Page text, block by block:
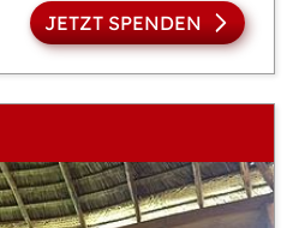
JETZT SPENDEN